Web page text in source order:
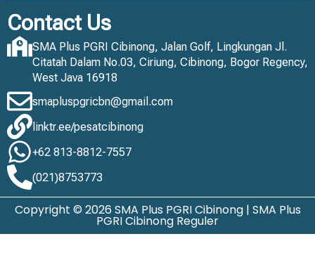
Contact Us
SMA Plus PGRI Cibinong, Jalan Golf, Lingkungan Jl.
Citatah Dalam No.03, Ciriung, Cibinong, Bogor Regency,
West Java 16918
smapluspgricbn@gmail.com
linktr.ee/pesatcibinong
+62 813-8812-7557
(021)8753773
Copyright © 2026 SMA Plus PGRI Cibinong | SMA Plus
PGRI Cibinong Reguler